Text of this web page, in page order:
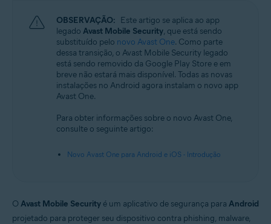
Avast Mobile Security
Avast Mobile Security Premium
Avast Mobile Security Ultimate
Sistemas operacionais:
OBSERVAÇÃO: Este artigo se aplica ao app
legado Avast Mobile Security, que está sendo
substituído pelo novo Avast One. Como parte
dessa transição, o Avast Mobile Security legado
está sendo removido da Google Play Store e em
breve não estará mais disponível. Todas as novas
instalações no Android agora instalam o novo app
Avast One.
Para obter informações sobre o novo Avast One,
consulte o seguinte artigo:
Novo Avast One para Android e iOS - Introdução
O Avast Mobile Security é um aplicativo de segurança para Android
projetado para proteger seu dispositivo contra phishing, malware,